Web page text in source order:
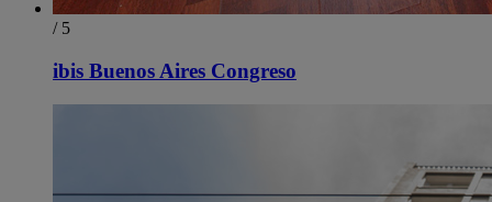
/ 5
ibis Buenos Aires Congreso